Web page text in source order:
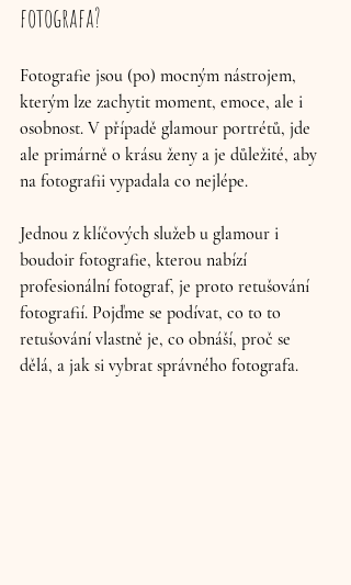
fotografa?
Fotografie jsou (po) mocným nástrojem,
kterým lze zachytit moment, emoce, ale i
osobnost. V případě glamour portrétů, jde
ale primárně o krásu ženy a je důležité, aby
na fotografii vypadala co nejlépe.
Jednou z klíčových služeb u glamour i
boudoir fotografie, kterou nabízí
profesionální fotograf, je proto retušování
fotografií. Pojďme se podívat, co to to
retušování vlastně je, co obnáší, proč se
dělá, a jak si vybrat správného fotografa.